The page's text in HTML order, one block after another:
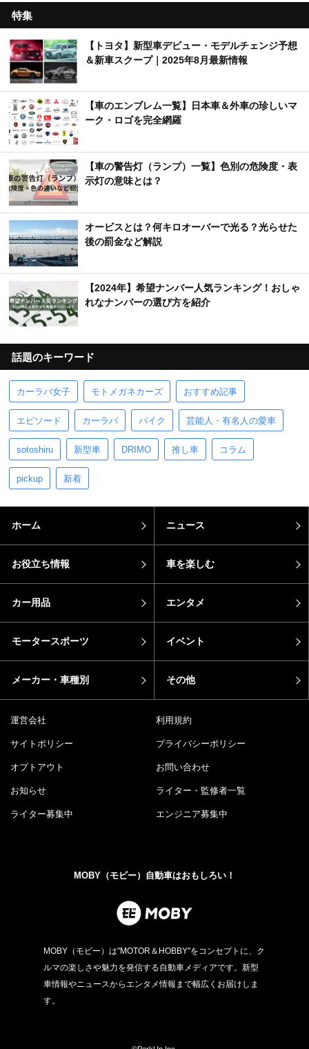
特集
【トヨタ】新型車デビュー・モデルチェンジ予想
＆新車スクープ｜2025年8月最新情報
【車のエンブレム一覧】日本車＆外車の珍しいマ
ーク・ロゴを完全網羅
【車の警告灯（ランプ）一覧】色別の危険度・表
示灯の意味とは？
オービスとは？何キロオーバーで光る？光らせた
後の罰金など解説
【2024年】希望ナンバー人気ランキング！おしゃ
れなナンバーの選び方を紹介
話題のキーワード
カーラバ女子 モトメガネカーズ おすすめ記事
エピソード カーラバ バイク 芸能人・有名人の愛車
sotoshiru 新型車 DRIMO 推し車 コラム
pickup 新着
ホーム ニュース
お役立ち情報 車を楽しむ
カー用品 エンタメ
モータースポーツ イベント
メーカー・車種別 その他
運営会社 利用規約
サイトポリシー プライバシーポリシー
オプトアウト お問い合わせ
お知らせ ライター・監修者一覧
ライター募集中 エンジニア募集中
MOBY（モビー）自動車はおもしろい！
MOBY（モビー）は"MOTOR＆HOBBY"をコンセプトに、ク
ルマの楽しさや魅力を発信する自動車メディアです。新型
車情報やニュースからエンタメ情報まで幅広くお届けしま
す。